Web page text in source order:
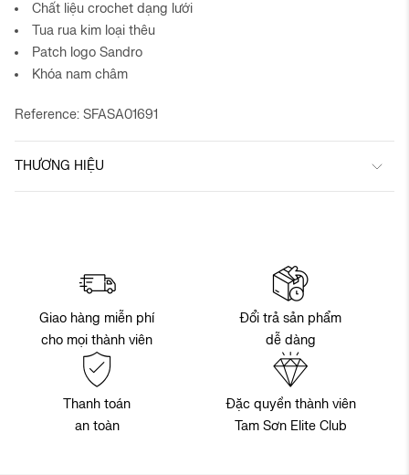
Chất liệu crochet dạng lưới
Tua rua kim loại thêu
Patch logo Sandro
Khóa nam châm
Reference: SFASA01691
THƯƠNG HIỆU
Giao hàng miễn phí
cho mọi thành viên
Đổi trả sản phẩm
dễ dàng
Thanh toán
an toàn
Đặc quyền thành viên
Tam Sơn Elite Club